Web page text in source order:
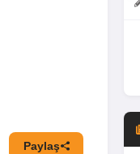
Paylaş